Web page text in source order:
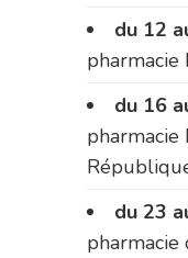
du 12
pharmacie
du 16
du 23
pharmacie